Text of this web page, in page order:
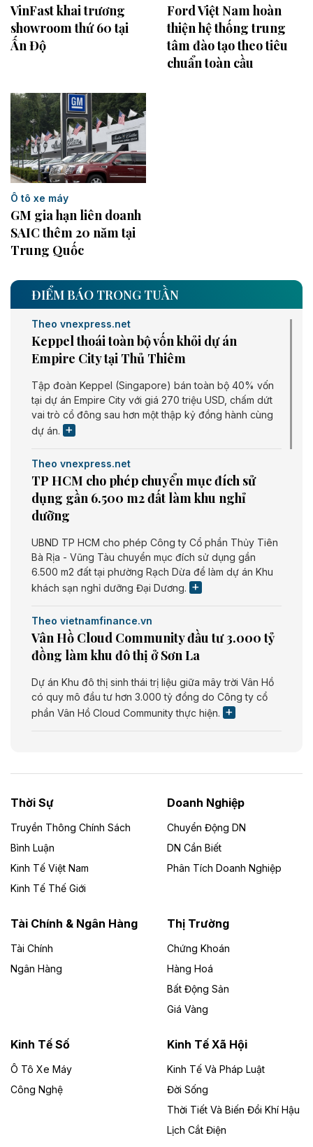
VinFast khai trương
showroom thứ 60 tại
Ấn Độ
Ford Việt Nam hoàn
thiện hệ thống trung
tâm đào tạo theo tiêu
chuẩn toàn cầu
Ô tô xe máy
GM gia hạn liên doanh
SAIC thêm 20 năm tại
Trung Quốc
ĐIỂM BÁO TRONG TUẦN
Theo vnexpress.net
Keppel thoái toàn bộ vốn khỏi dự án
Empire City tại Thủ Thiêm
Tập đoàn Keppel (Singapore) bán toàn bộ 40% vốn
tại dự án Empire City với giá 270 triệu USD, chấm dứt
vai trò cổ đông sau hơn một thập kỷ đồng hành cùng
dự án.
Theo vnexpress.net
TP HCM cho phép chuyển mục đích sử
dụng gần 6.500 m2 đất làm khu nghỉ
dưỡng
UBND TP HCM cho phép Công ty Cổ phần Thủy Tiên
Bà Rịa - Vũng Tàu chuyển mục đích sử dụng gần
6.500 m2 đất tại phường Rạch Dừa để làm dự án Khu
khách sạn nghỉ dưỡng Đại Dương.
Theo vietnamfinance.vn
Vân Hồ Cloud Community đầu tư 3.000 tỷ
đồng làm khu đô thị ở Sơn La
Dự án Khu đô thị sinh thái trị liệu giữa mây trời Vân Hồ
có quy mô đầu tư hơn 3.000 tỷ đồng do Công ty cổ
phần Vân Hồ Cloud Community thực hiện.
Dự án Nhà máy xử lý rác và phát điện Bắc Giang do
Công ty TNHH Năng lượng môi trường Bắc Giang làm
Theo vietnamfinance.vn
Đức Long Gia Lai mở rộng ‘hệ sinh thái’
Lai
Bốn doanh nghiệp có sự góp vốn của Công ty Cổ
phần Tập đoàn Đức Long Gia Lai (HoSE: DLG) được
Gia Lai với tổng vốn hơn 4.750 tỷ đồng.
Đồng Nai cho thuê gần 59 ha đất làm khu
công nghiệp ở Long Thành
UBND TP Đồng Nai cho Công ty Amata thuê gần 59 ha
đất để đầu tư khu công nghiệp công nghệ cao Long
Thời Sự
Truyền Thông Chính Sách
Bình Luận
Kinh Tế Việt Nam
Kinh Tế Thế Giới
Doanh Nghiệp
Chuyển Động DN
DN Cần Biết
Phân Tích Doanh Nghiệp
Tài Chính & Ngân Hàng
Tài Chính
Ngân Hàng
Thị Trường
Chứng Khoán
Hàng Hoá
Bất Động Sản
Giá Vàng
Kinh Tế Số
Ô Tô Xe Máy
Công Nghệ
Kinh Tế Xã Hội
Kinh Tế Và Pháp Luật
Đời Sống
Thời Tiết Và Biến Đổi Khí Hậu
Lịch Cắt Điện